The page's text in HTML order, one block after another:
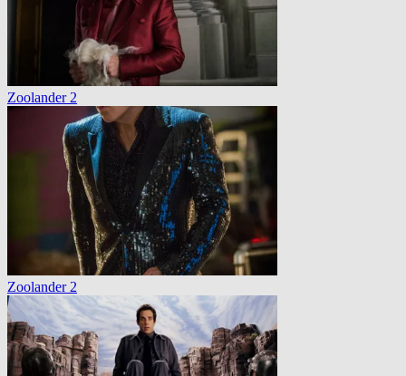
Zoolander 2
Zoolander 2